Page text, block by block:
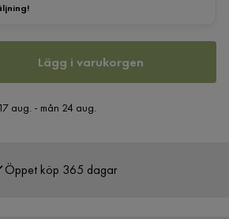
Lägg i varukorgen
aug. - mån 24 aug.
Öppet köp 365 dagar